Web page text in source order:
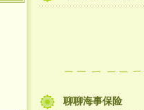
聊聊海事保险